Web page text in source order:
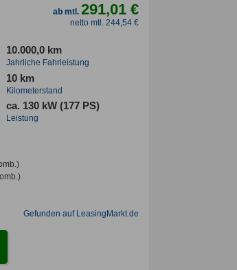
ab mtl.291,01 €
netto mtl. 244,54 €
10.000,0 km
Jahrliche Fahrleistung
10 km
Kilometerstand
ca. 130 kW (177 PS)
Leistung
Gefunden auf LeasingMarkt.de